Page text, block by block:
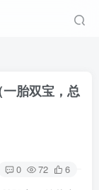
胎双宝，总
0 72 6